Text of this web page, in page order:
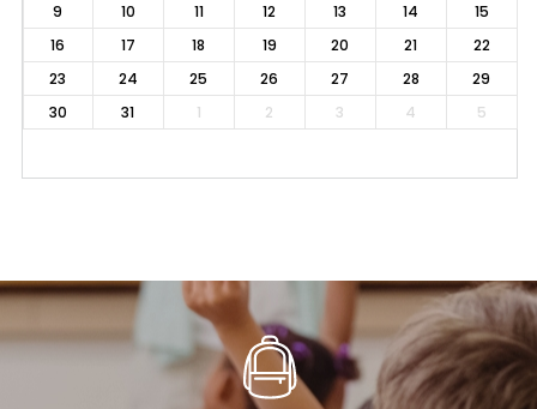
9
10 11 12 13 14
15
16
17 18 19 20 21
22
23
24 25 26 27 28
29
30
31 1 2 3 4 5